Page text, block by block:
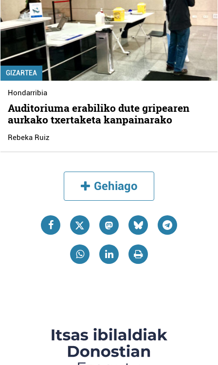
GIZARTEA
Hondarribia
Auditoriuma erabiliko dute gripearen
aurkako txertaketa kanpainarako
Rebeka Ruiz
Gehiago